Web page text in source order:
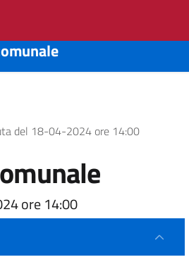
del 18-04-2024 ore 14:00
ore 14:00